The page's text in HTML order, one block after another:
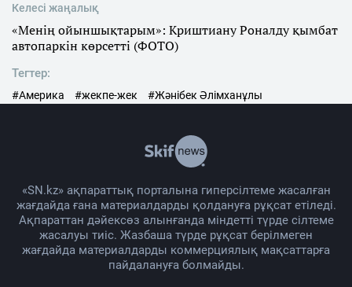
Келесі жаңалық
«Менің ойыншықтарым»: Криштиану Роналду қымбат
автопаркін көрсетті (ФОТО)
Тегтер:
#Америка #жекпе-жек #Жәнібек Әлімханұлы
«SN.kz» ақпараттық порталына гиперсілтеме жасалған
жағдайда ғана материалдарды қолдануға рұқсат етіледі.
Ақпараттан дәйексөз алынғанда міндетті түрде сілтеме
жасалуы тиіс. Жазбаша түрде рұқсат берілмеген
жағдайда материалдарды коммерциялық мақсаттарға
пайдалануға болмайды.